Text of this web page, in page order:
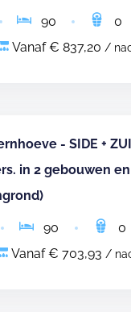
90 0
Vanaf € 837,20 /
- SIDE +
in 2 gebouwen en
90 0
Vanaf € 703,93 /